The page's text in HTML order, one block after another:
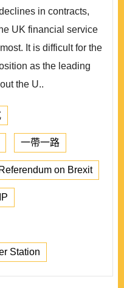
in contracts,
UK financial service
It is difficult for the
as the leading
the U..
一帶一路
on Brexit
Station